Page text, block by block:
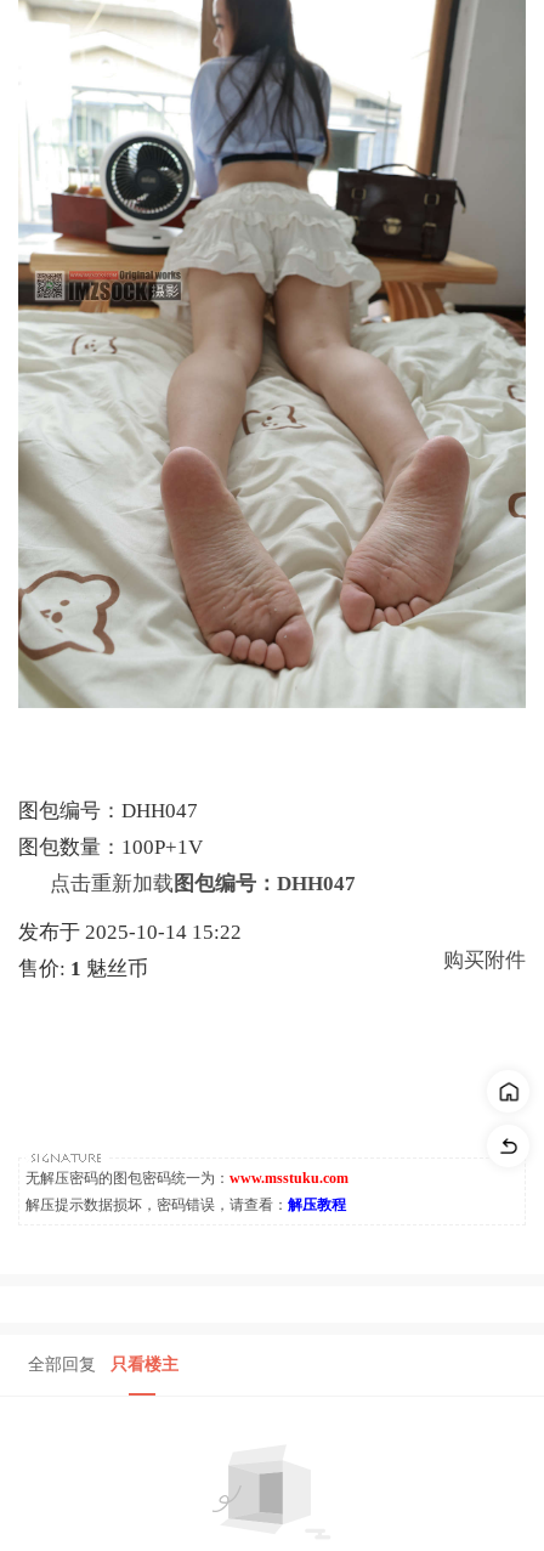
图包编号：DHH047
图包数量：100P+1V
点击重新加载 图包编号：DHH047
发布于 2025-10-14 15:22
售价: 1 魅丝币 购买附件
无解压密码的图包密码统一为： www.msstuku.com
解压提示数据损坏，密码错误，请查看： 解压教程
全部回复 只看楼主